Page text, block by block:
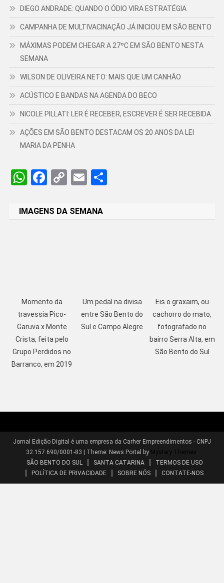
DIEGO ANDRADE: QUANDO O ÓDIO VIRA ESTRATÉGIA
CAMPANHA DE MULTIVACINAÇÃO JÁ INICIOU EM SÃO BENTO
MÁXIMAS PODEM CHEGAR A 27ºC EM SÃO BENTO NESTA
SEMANA
WILSON DE OLIVEIRA NETO: MAIS QUE UM CANHÃO
ACÚSTICO E BANDAS NA AGENDA DO BECO
NICOLE PILLATI: LER É RECEBER, ESCREVER É SER RECEBIDA
AÇÕES EM SÃO BENTO DESTACAM OS 20 ANOS DA LEI
MARIA DA PENHA
WhatsApp
Facebook
CopyEmailShare
IMAGENS DA SEMANA
Momento da
travessia Pico-
Garuva x Monte
Crista, feita pelo
Grupo Perdidos no
Barranco, em 2019
Um pedal na divisa
entre São Bento do
Sul e Campo Alegre
Eis o graxaim, ou
cachorro do mato,
fotografado no
bairro Serra Alta, em
São Bento do Sul
Jornal Edição Digital é uma empresa da Carher Empreendimentos - CNPJ
32.157.690/0001-83
Theme: News Portal by Mystery Themes .
SÃO BENTO DO SUL
SANTA CATARINA
TERMOS DE USO
POLÍTICA DE PRIVACIDADE
SOBRE NÓS CONTATE-NOS